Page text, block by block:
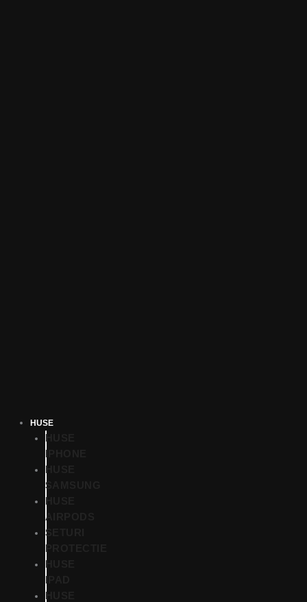
HUSE
HUSE
IPHONE
HUSE
SAMSUNG
HUSE
AIRPODS
SETURI
PROTECTIE
HUSE
IPAD
HUSE